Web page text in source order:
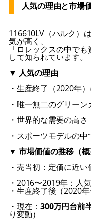
人気の理由と市場
116610LV（ハルク）
気が高く、
「ロレックスの中で
して知られています。
▼ 人気の理由
・生産終了（2020年
・唯一無二のグリーン
・世界的な需要の高さ
・スポーツモデルの
▼ 市場価値の推移（概
・売当初：定価に近
・2016〜2019年：人
・生産終了後（2020
・現在： 300万円台前
り変動）